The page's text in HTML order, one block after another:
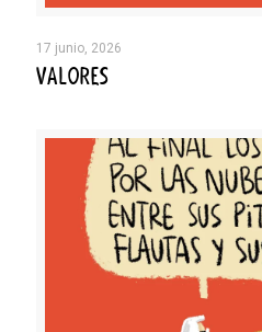
17 junio, 2026
VALORES